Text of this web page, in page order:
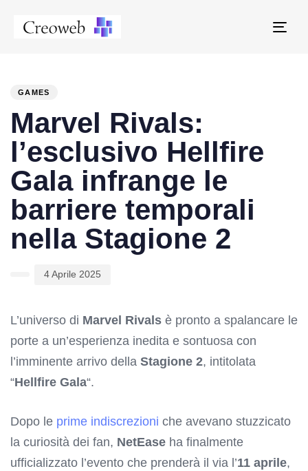
GAMES
Marvel Rivals:
l’esclusivo Hellfire
Gala infrange le
barriere temporali
nella Stagione 2
4 Aprile 2025
L’universo di Marvel Rivals è pronto a spalancare le
porte a un’esperienza inedita e sontuosa con
l’imminente arrivo della Stagione 2, intitolata
“Hellfire Gala“.
Dopo le prime indiscrezioni che avevano stuzzicato
la curiosità dei fan, NetEase ha finalmente
ufficializzato l’evento che prenderà il via l’11 aprile,